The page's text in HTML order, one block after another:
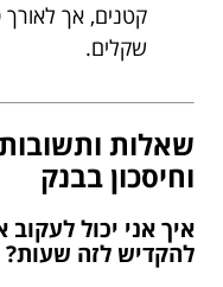
שקלים.
שאלות
וחיסכון בבנק
איך אני יכול
להקדיש לזה שעות?